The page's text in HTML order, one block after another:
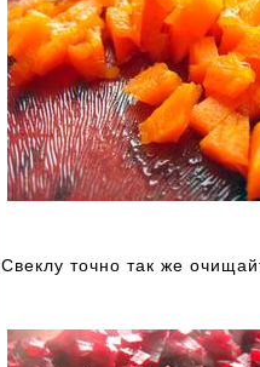
Свеклу точно так же